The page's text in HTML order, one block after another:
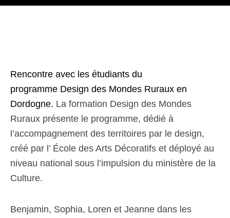
Rencontre avec les étudiants du
programme Design des Mondes Ruraux en
Dordogne. La formation Design des Mondes
Ruraux présente le programme, dédié à
l’accompagnement des territoires par le design,
créé par l’ École des Arts Décoratifs et déployé au
niveau national sous l’impulsion du ministère de la
Culture.
Benjamin, Sophia, Loren et Jeanne dans les